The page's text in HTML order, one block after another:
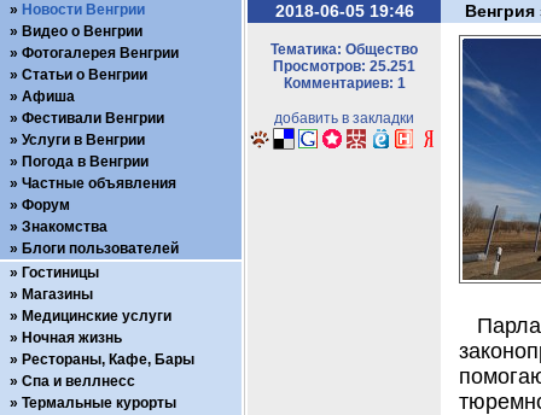
2018-06-05 19:46
Тематика: Общество
Просмотров: 25.251
Комментариев: 1
добавить в закладки
Новости Венгрии
Видео о Венгрии
Фотогалерея Венгрии
Статьи о Венгрии
Афиша
Фестивали Венгрии
Услуги в Венгрии
Погода в Венгрии
Частные объявления
Форум
Знакомства
Блоги пользователей
Гостиницы
Магазины
Медицинские услуги
Ночная жизнь
Рестораны, Кафе, Бары
Спа и веллнесс
Термальные курорты